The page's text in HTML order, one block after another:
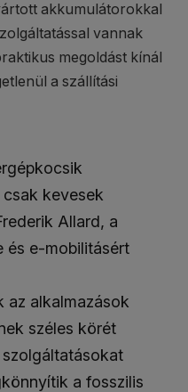
akkumulátorokkal
vannak
megoldást kínál
a szállítási
csak kevesek
Allard, a
és e-mobilitásért
az alkalmazások
széles körét
a fosszilis